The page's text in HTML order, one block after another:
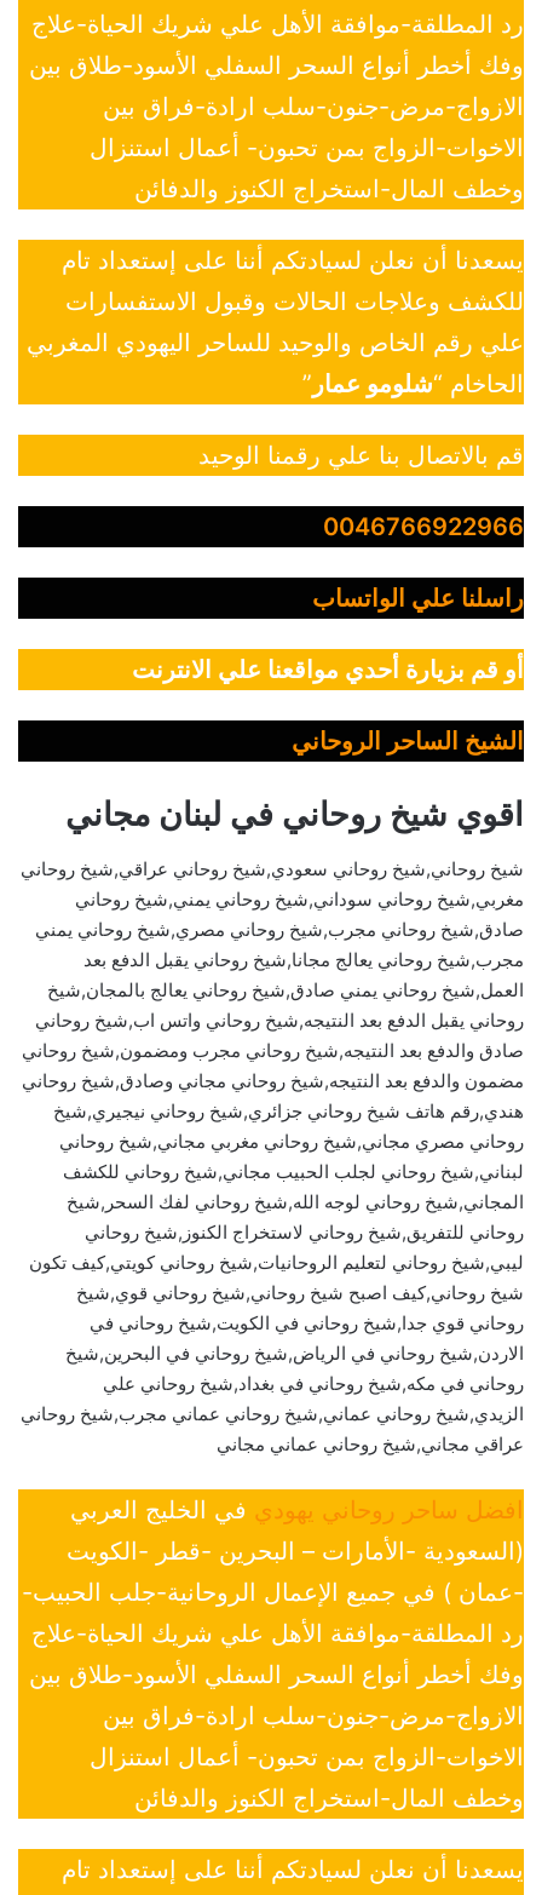
رد المطلقة-موافقة الأهل علي شريك الحياة-علاج
وفك أخطر أنواع السحر السفلي الأسود-طلاق بين
الازواج-مرض-جنون-سلب ارادة-فراق بين
الاخوات-الزواج بمن تحبون- أعمال استنزال
وخطف المال-استخراج الكنوز والدفائن
يسعدنا أن نعلن لسيادتكم أننا على إستعداد تام
للكشف وعلاجات الحالات وقبول الاستفسارات
علي رقم الخاص والوحيد للساحر اليهودي المغربي
الحاخام “شلومو عمار ”
قم بالاتصال بنا علي رقمنا الوحيد
0046766922966
راسلنا علي الواتساب
أو قم بزيارة أحدي مواقعنا علي الانترنت
الشيخ الساحر الروحاني
اقوي شيخ روحاني في لبنان مجاني
شيخ روحاني,شيخ روحاني سعودي,شيخ روحاني عراقي,شيخ روحاني
مغربي,شيخ روحاني سوداني,شيخ روحاني يمني,شيخ روحاني
صادق,شيخ روحاني مجرب,شيخ روحاني مصري,شيخ روحاني يمني
مجرب,شيخ روحاني يعالج مجانا,شيخ روحاني يقبل الدفع بعد
العمل,شيخ روحاني يمني صادق,شيخ روحاني يعالج بالمجان,شيخ
روحاني يقبل الدفع بعد النتيجه,شيخ روحاني واتس اب,شيخ روحاني
صادق والدفع بعد النتيجه,شيخ روحاني مجرب ومضمون,شيخ روحاني
مضمون والدفع بعد النتيجه,شيخ روحاني مجاني وصادق,شيخ روحاني
هندي,رقم هاتف شيخ روحاني جزائري,شيخ روحاني نيجيري,شيخ
روحاني مصري مجاني,شيخ روحاني مغربي مجاني,شيخ روحاني
لبناني,شيخ روحاني لجلب الحبيب مجاني,شيخ روحاني للكشف
المجاني,شيخ روحاني لوجه الله,شيخ روحاني لفك السحر,شيخ
روحاني للتفريق,شيخ روحاني لاستخراج الكنوز,شيخ روحاني
ليبي,شيخ روحاني لتعليم الروحانيات,شيخ روحاني كويتي,كيف تكون
شيخ روحاني,كيف اصبح شيخ روحاني,شيخ روحاني قوي,شيخ
روحاني قوي جدا,شيخ روحاني في الكويت,شيخ روحاني في
الاردن,شيخ روحاني في الرياض,شيخ روحاني في البحرين,شيخ
روحاني في مكه,شيخ روحاني في بغداد,شيخ روحاني علي
الزيدي,شيخ روحاني عماني,شيخ روحاني عماني مجرب,شيخ روحاني
عراقي مجاني,شيخ روحاني عماني مجاني
افضل ساحر روحاني يهودي في الخليج العربي
(السعودية -الأمارات – البحرين -قطر -الكويت
-عمان ) في جميع الإعمال الروحانية-جلب الحبيب-
رد المطلقة-موافقة الأهل علي شريك الحياة-علاج
وفك أخطر أنواع السحر السفلي الأسود-طلاق بين
الازواج-مرض-جنون-سلب ارادة-فراق بين
الاخوات-الزواج بمن تحبون- أعمال استنزال
وخطف المال-استخراج الكنوز والدفائن
يسعدنا أن نعلن لسيادتكم أننا على إستعداد تام